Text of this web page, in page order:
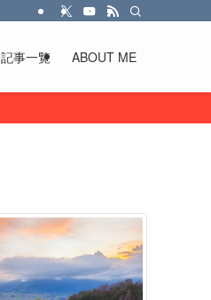
記事一覧 ABOUT ME